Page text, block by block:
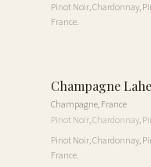
Pinot Noir, Chardonnay,
France.
Champagne
Champagne,France
Pinot Noir, Chardonnay,
Pinot Noir, Chardonnay,
France.